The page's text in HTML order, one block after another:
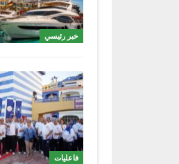
خبر رئيسي
فاعليات